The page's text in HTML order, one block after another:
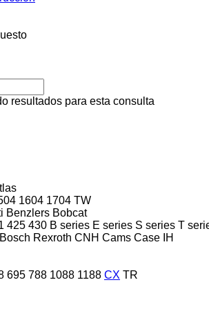
resultados para esta consulta
1604 1704 TW
Benzlers Bobcat
425 430 B series E series S series T
Bosch Rexroth CNH Cams Case IH
695 788 1088 1188 CX TR